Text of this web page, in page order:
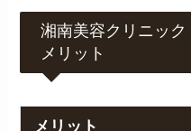
湘南美容クリニッ
メリット
メリット